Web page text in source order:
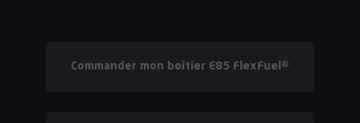
Commander mon boîtier E85 FlexFuel®